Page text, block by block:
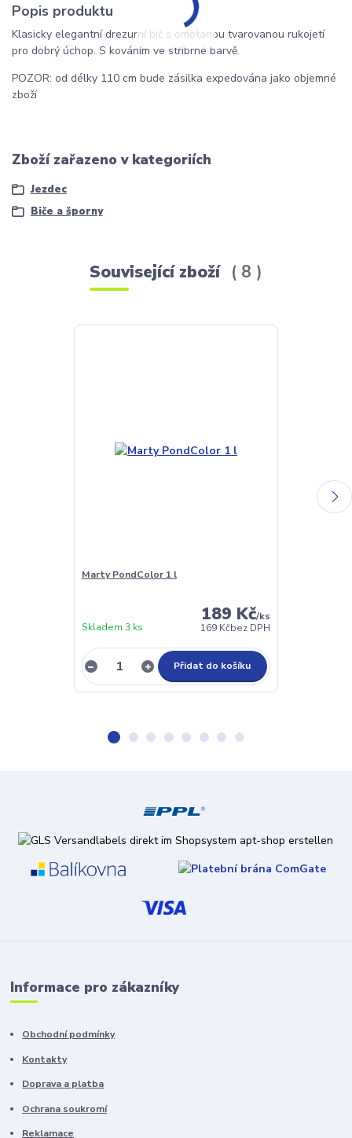
Popis produktu
Klasicky elegantní drezurní bič s omotanou tvarovanou rukojetí
pro dobrý úchop. S kováním ve stříbrné barvě.
POZOR: od délky 110 cm bude zásilka expedována jako objemné
zboží
Zboží zařazeno v kategoriích
Jezdec
Biče a šporny
Související zboží 8
Marty PondColor 1 l
189 Kč/ks
169 Kčbez DPH
Skladem 3 ks
Přidat do košíku
Informace pro zákazníky
Obchodní podmínky
Kontakty
Doprava a platba
Ochrana soukromí
Reklamace